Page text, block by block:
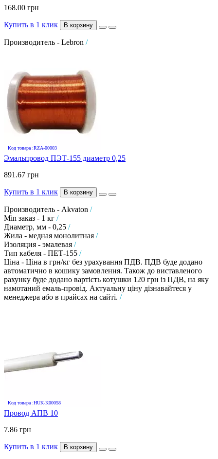
168.00 грн
Купить в 1 клик В корзину
Производитель - Lebron /
Код товара :RZA-00003
Эмальпровод ПЭТ-155 диаметр 0,25
891.67 грн
Купить в 1 клик В корзину
Производитель - Akvaton /
Min заказ - 1 кг /
Диаметр, мм - 0,25 /
Жила - медная монолитная /
Изоляция - эмалевая /
Тип кабеля - ПЕТ-155 /
Ціна - Ціна в грн/кг без урахування ПДВ. ПДВ буде додано
автоматично в кошику замовлення. Також до виставленого
рахунку буде додано вартість котушки 120 грн із ПДВ, на яку
намотаний емаль-провід. Актуальну ціну дізнавайтеся у
менеджера або в прайсах на сайті. /
Код товара :HUK-K00058
Провод АПВ 10
7.86 грн
Купить в 1 клик В корзину